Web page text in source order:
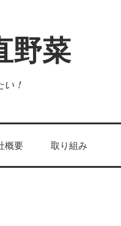
野菜
！
概要 取り組み